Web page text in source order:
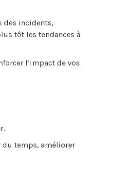
des incidents,
tôt les tendances à
l’impact de vos
du temps, améliorer